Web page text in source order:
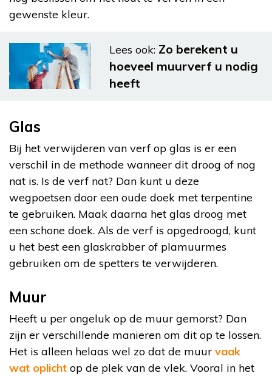
gewenste kleur.
Lees ook: Zo berekent u
hoeveel muurverf u nodig
heeft
Glas
Bij het verwijderen van verf op glas is er een
verschil in de methode wanneer dit droog of nog
nat is. Is de verf nat? Dan kunt u deze
wegpoetsen door een oude doek met terpentine
te gebruiken. Maak daarna het glas droog met
een schone doek. Als de verf is opgedroogd, kunt
u het best een glaskrabber of plamuurmes
gebruiken om de spetters te verwijderen.
Muur
Heeft u per ongeluk op de muur gemorst? Dan
zijn er verschillende manieren om dit op te lossen.
Het is alleen helaas wel zo dat de muur vaak
wat oplicht op de plek van de vlek. Vooral in het